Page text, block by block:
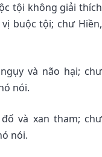
tội không giải thích
buộc tội; chư Hiền,
và não hại; chư
nói.
và xan tham; chư
nói.